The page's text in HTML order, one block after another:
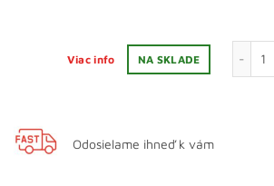
Viac info NA SKLADE
Odosielame ihneď k vám